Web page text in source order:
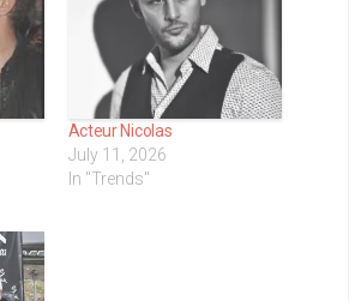
Acteur Nicolas
July 11, 2026
In "Trends"